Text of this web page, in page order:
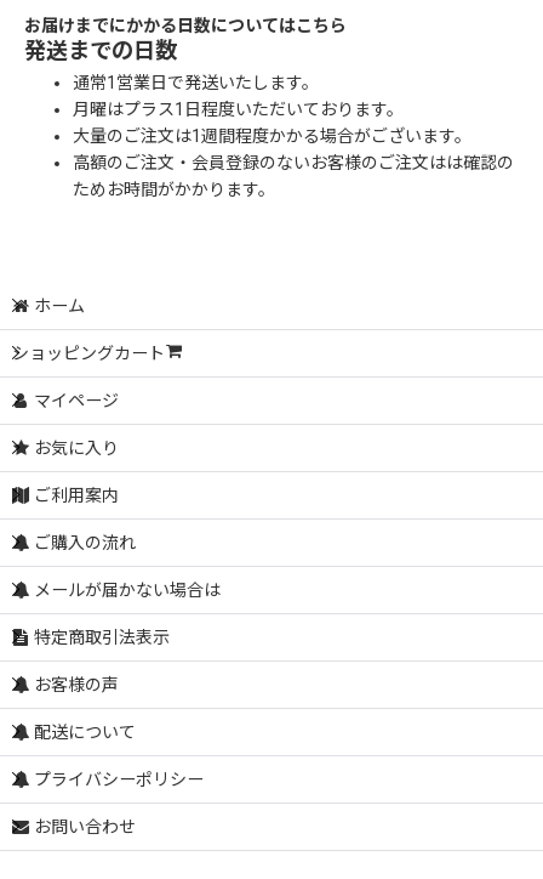
お届けまでにかかる日数についてはこちら
発送までの日数
通常1営業日で発送いたします。
月曜はプラス1日程度いただいております。
大量のご注文は1週間程度かかる場合がございます。
高額のご注文・会員登録のないお客様のご注文はは確認の
ためお時間がかかります。
ホーム
ショッピングカート
マイページ
お気に入り
ご利用案内
ご購入の流れ
メールが届かない場合は
特定商取引法表示
お客様の声
配送について
プライバシーポリシー
お問い合わせ